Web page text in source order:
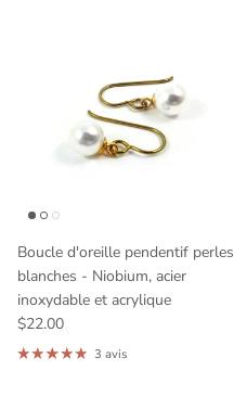
Boucle d'oreille pendentif perles
blanches - Niobium, acier
inoxydable et acrylique
$22.00
3 avis